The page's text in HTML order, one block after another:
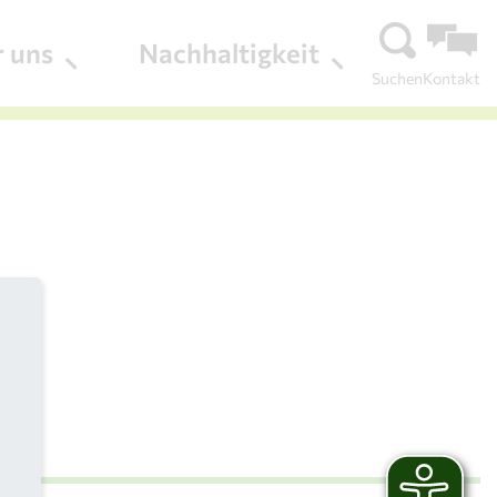
uns Nachhaltigkeit
SuchenKontakt